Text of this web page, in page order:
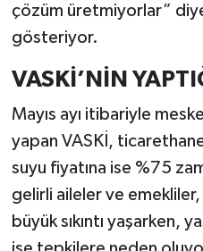
çözüm üretmiyorlar”
gösteriyor.
VASKİ’NİN
Mayıs ayı itibariyle
yapan VASKİ,
suyu fiyatına ise %75
gelirli aileler ve
büyük sıkıntı yaşarken,